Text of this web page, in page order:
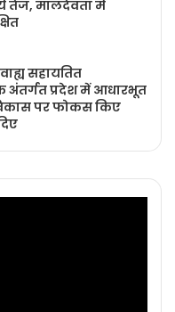
तेज, मालदेवता में
सहायतित
अंतर्गत प्रदेश में आधारभूत
पर फोकस किए